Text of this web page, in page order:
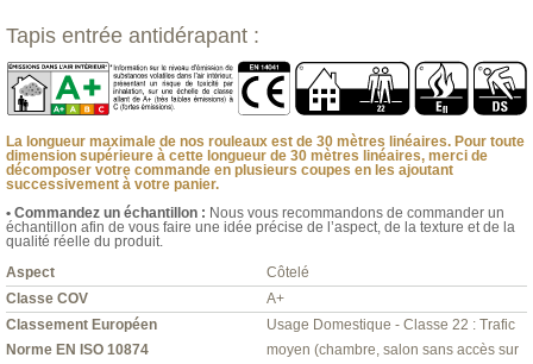
Tapis entrée antidérapant :
La longueur maximale de nos rouleaux est de 30 mètres linéaires. Pour toute
dimension supérieure à cette longueur de 30 mètres linéaires, merci de
décomposer votre commande en plusieurs coupes en les ajoutant
successivement à votre panier.
• Commandez un échantillon : Nous vous recommandons de commander un
échantillon afin de vous faire une idée précise de l’aspect, de la texture et de la
qualité réelle du produit.
Aspect
Côtelé
Classe COV
A+
Classement Européen
Norme EN ISO 10874
Usage Domestique - Classe 22 : Trafic
moyen (chambre, salon sans accès sur